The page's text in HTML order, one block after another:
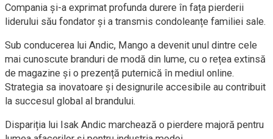
Compania și-a exprimat profunda durere în fața pierderii
liderului său fondator și a transmis condoleanțe familiei sale.
Sub conducerea lui Andic, Mango a devenit unul dintre cele
mai cunoscute branduri de modă din lume, cu o rețea extinsă
de magazine și o prezență puternică în mediul online.
Strategia sa inovatoare și designurile accesibile au contribuit
la succesul global al brandului.
Dispariția lui Isak Andic marchează o pierdere majoră pentru